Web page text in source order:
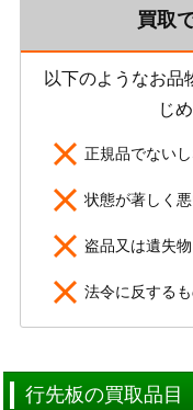
買取
以下のようなお品
じ
正規品でない
状態が著しく
盗品又は遺失
法令に反する
行先板の買取品目